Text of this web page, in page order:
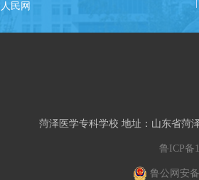
人民网
菏泽医学专科学校 地址：山东省菏
鲁ICP备
鲁公网安